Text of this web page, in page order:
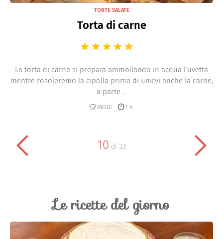
TORTE SALATE
Torta di carne
La torta di carne si prepara ammollando in acqua l’uvetta
mentre rosoleremo la cipolla prima di unirvi anche la carne,
a parte ...
FACILE 1 h
10 di 33
Le ricette del giorno